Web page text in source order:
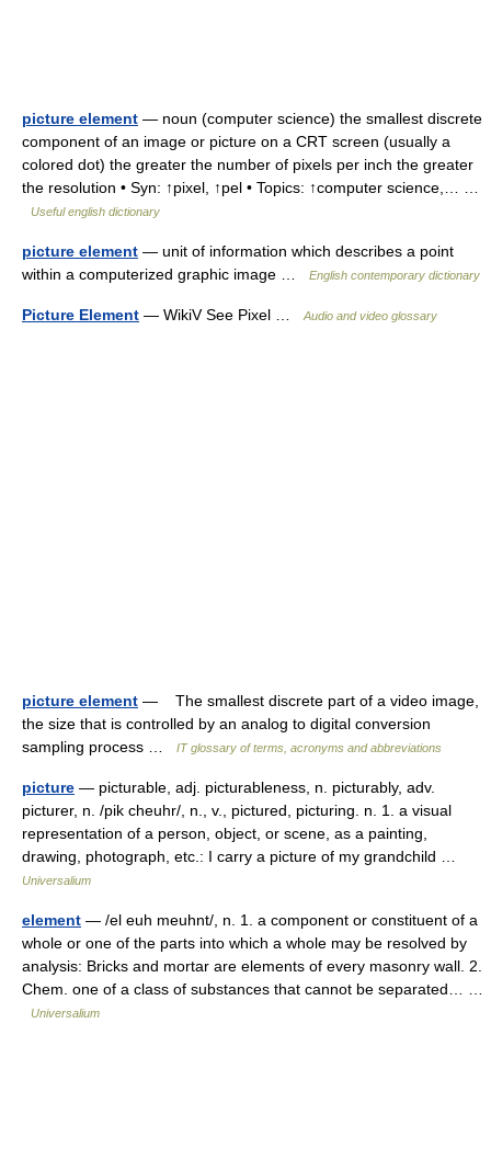
picture element — noun (computer science) the smallest discrete
component of an image or picture on a CRT screen (usually a
colored dot) the greater the number of pixels per inch the greater
the resolution • Syn: ↑pixel, ↑pel • Topics: ↑computer science,… …
Useful english dictionary
picture element — unit of information which describes a point
within a computerized graphic image …
English contemporary dictionary
Picture Element — WikiV See Pixel … Audio and video glossary
picture element — The smallest discrete part of a video image,
the size that is controlled by an analog to digital conversion
sampling process …
IT glossary of terms, acronyms and abbreviations
picture — picturable, adj. picturableness, n. picturably, adv.
picturer, n. /pik cheuhr/, n., v., pictured, picturing. n. 1. a visual
representation of a person, object, or scene, as a painting,
drawing, photograph, etc.: I carry a picture of my grandchild …
Universalium
element — /el euh meuhnt/, n. 1. a component or constituent of a
whole or one of the parts into which a whole may be resolved by
analysis: Bricks and mortar are elements of every masonry wall. 2.
Chem. one of a class of substances that cannot be separated… …
Universalium